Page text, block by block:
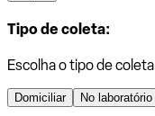
Tipo de coleta:
Escolha o tipo de coleta
Domiciliar No laboratório